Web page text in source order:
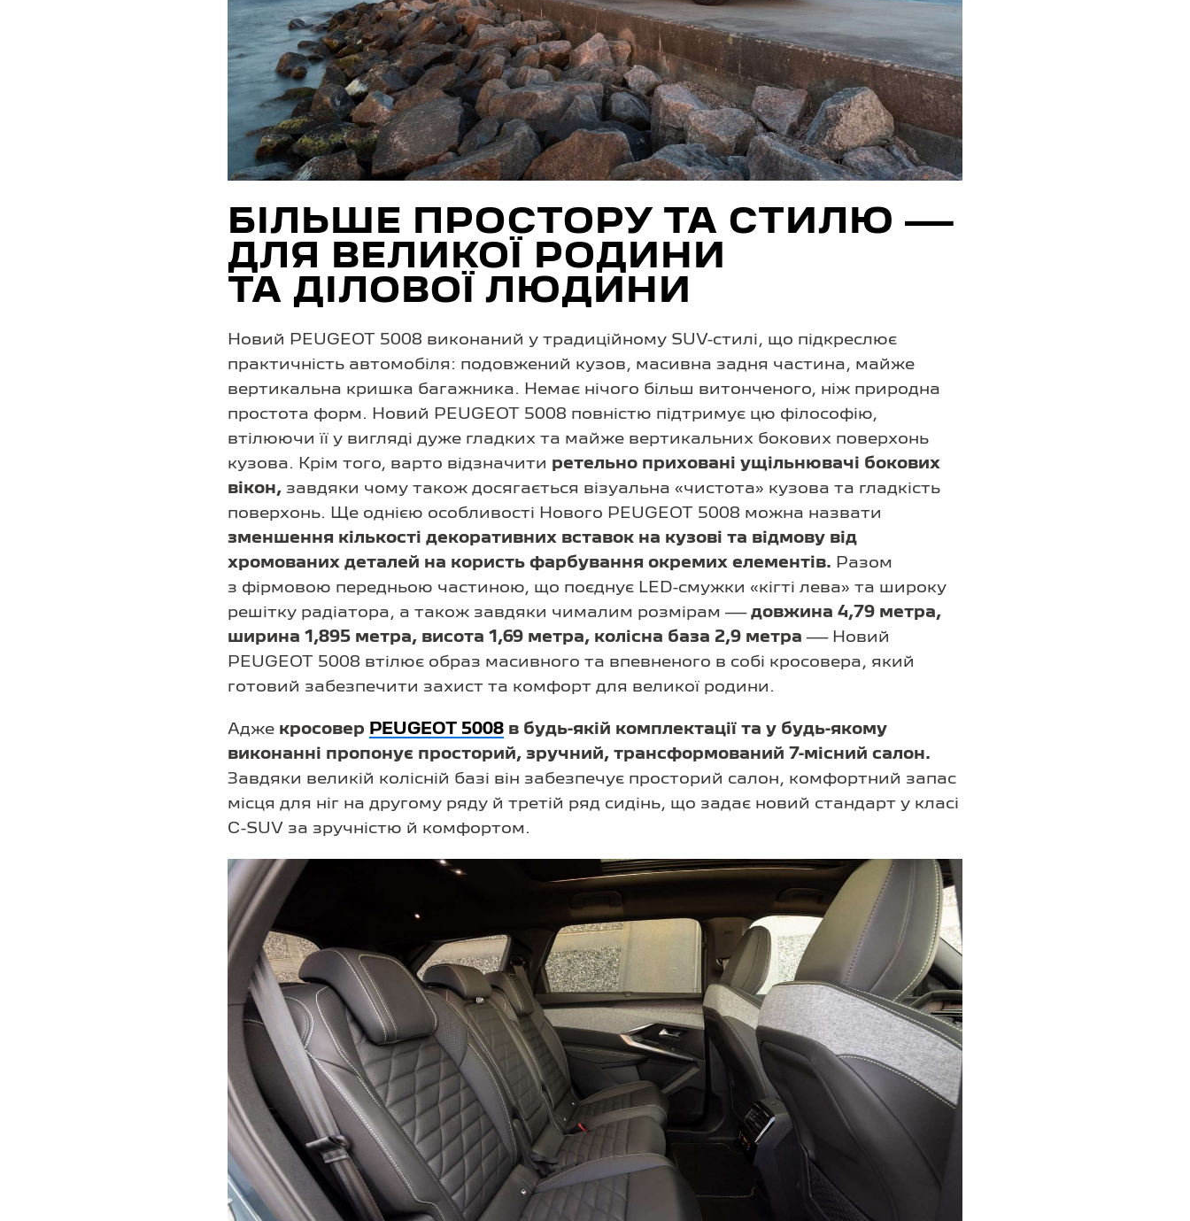
БІЛЬШЕ ПРОСТОРУ ТА СТИЛЮ —
ДЛЯ ВЕЛИКОЇ РОДИНИ
ТА ДІЛОВОЇ ЛЮДИНИ
Новий PEUGEOT 5008 виконаний у традиційному SUV-стилі, що підкреслює
практичність автомобіля: подовжений кузов, масивна задня частина, майже
вертикальна кришка багажника. Немає нічого більш витонченого, ніж природна
простота форм. Новий PEUGEOT 5008 повністю підтримує цю філософію,
втілюючи її у вигляді дуже гладких та майже вертикальних бокових поверхонь
кузова. Крім того, варто відзначити ретельно приховані ущільнювачі бокових
вікон, завдяки чому також досягається візуальна «чистота» кузова та гладкість
поверхонь. Ще однією особливості Нового PEUGEOT 5008 можна назвати
зменшення кількості декоративних вставок на кузові та відмову від
хромованих деталей на користь фарбування окремих елементів. Разом
з фірмовою передньою частиною, що поєднує LED-смужки «кігті лева» та широку
решітку радіатора, а також завдяки чималим розмірам — довжина 4,79 метра,
ширина 1,895 метра, висота 1,69 метра, колісна база 2,9 метра — Новий
PEUGEOT 5008 втілює образ масивного та впевненого в собі кросовера, який
готовий забезпечити захист та комфорт для великої родини.
Адже кросовер PEUGEOT 5008 в будь-якій комплектації та у будь-якому
виконанні пропонує просторий, зручний, трансформований 7-місний салон.
Завдяки великій колісній базі він забезпечує просторий салон, комфортний запас
місця для ніг на другому ряду й третій ряд сидінь, що задає новий стандарт у класі
C-SUV за зручністю й комфортом.